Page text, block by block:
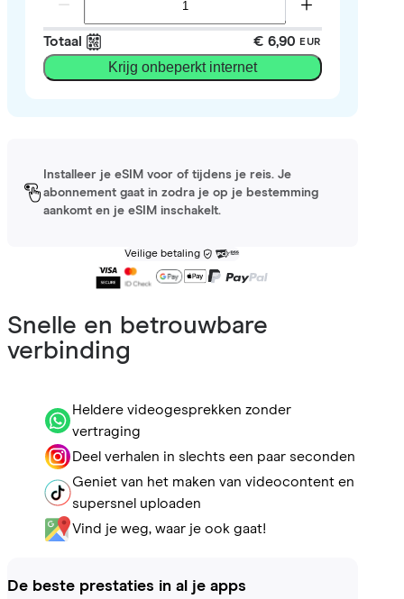
Totaal € 6,90 EUR
Krijg onbeperkt internet
Installeer je eSIM voor of tijdens je reis. Je
abonnement gaat in zodra je op je bestemming
aankomt en je eSIM inschakelt.
Veilige betaling
Snelle en betrouwbare
verbinding
Heldere videogesprekken zonder
vertraging
Deel verhalen in slechts een paar seconden
Geniet van het maken van videocontent en
supersnel uploaden
Vind je weg, waar je ook gaat!
De beste prestaties in al je apps